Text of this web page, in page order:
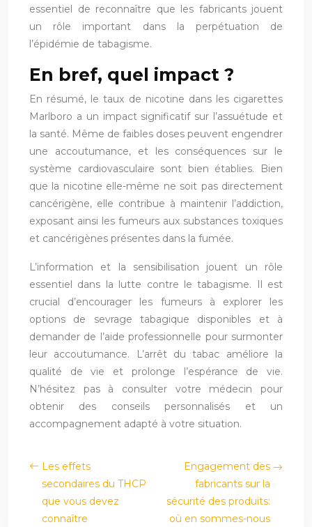
essentiel de reconnaître que les fabricants jouent
un rôle important dans la perpétuation de
l’épidémie de tabagisme.
En bref, quel impact ?
En résumé, le taux de nicotine dans les cigarettes
Marlboro a un impact significatif sur l’assuétude et
la santé. Même de faibles doses peuvent engendrer
une accoutumance, et les conséquences sur le
système cardiovasculaire sont bien établies. Bien
que la nicotine elle-même ne soit pas directement
cancérigène, elle contribue à maintenir l’addiction,
exposant ainsi les fumeurs aux substances toxiques
et cancérigènes présentes dans la fumée.
L’information et la sensibilisation jouent un rôle
essentiel dans la lutte contre le tabagisme. Il est
crucial d’encourager les fumeurs à explorer les
options de sevrage tabagique disponibles et à
demander de l’aide professionnelle pour surmonter
leur accoutumance. L’arrêt du tabac améliore la
qualité de vie et prolonge l’espérance de vie.
N’hésitez pas à consulter votre médecin pour
obtenir des conseils personnalisés et un
accompagnement adapté à votre situation.
Les effets
secondaires du THCP
que vous devez
connaître
Engagement des
fabricants sur la
sécurité des produits:
où en sommes-nous